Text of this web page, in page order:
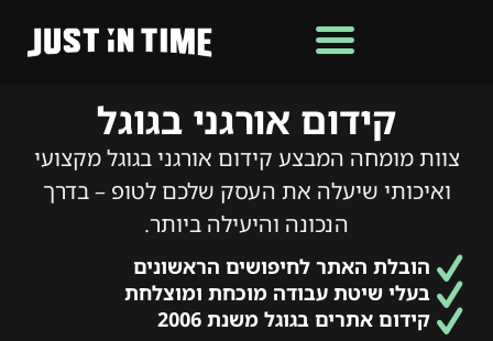
קידום אורגני בגוגל
צוות מומחה המבצע קידום אורגני בגוגל מקצועי
ואיכותי שיעלה את העסק שלכם לטופ – בדרך
הנכונה והיעילה ביותר.
הובלת האתר לחיפושים הראשונים
בעלי שיטת עבודה מוכחת ומוצלחת
קידום אתרים בגוגל משנת 2006